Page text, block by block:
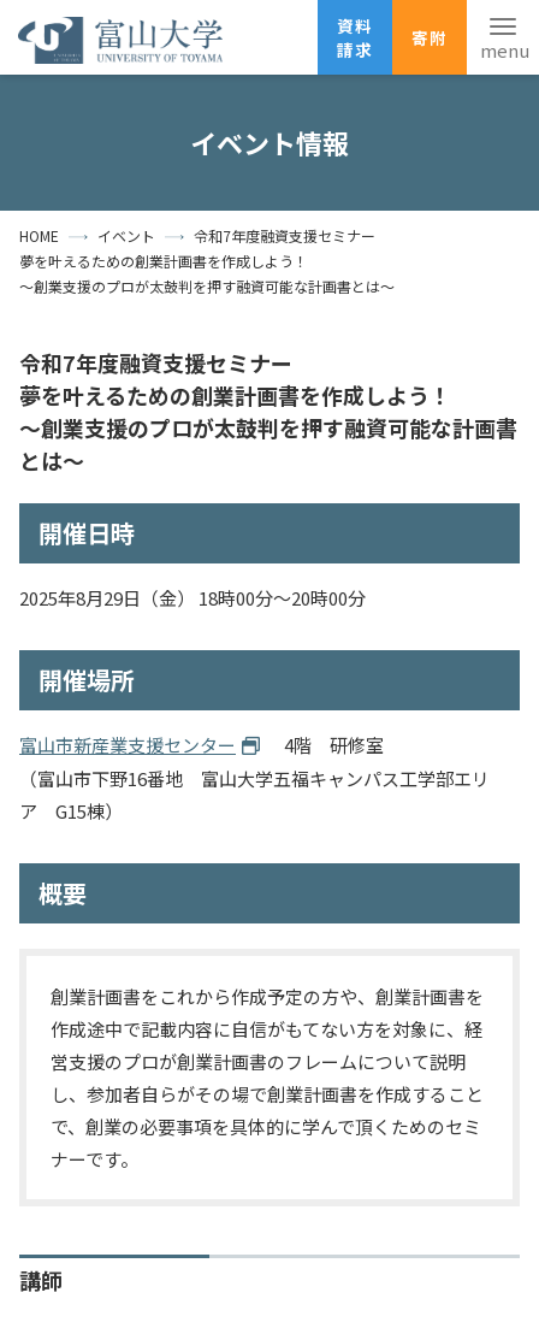
資料
請求
寄附
資料請求
寄附
広報刊行物
お問い合わせ
卒業生の方 在学生の方
大学紹介
学部・大学院・施設
入試情報
国際交流・留学
イベント情報
HOME イベント
令和7年度融資支援セミナー
夢を叶えるための創業計画書を作成しよう！
～創業支援のプロが太鼓判を押す融資可能な計画書とは～
令和7年度融資支援セミナー
夢を叶えるための創業計画書を作成しよう！
～創業支援のプロが太鼓判を押す融資可能な計画書
とは～
開催日時
2025年8月29日（金） 18時00分～20時00分
開催場所
富山市新産業支援センター
4階 研修室
（富山市下野16番地 富山大学五福キャンパス工学部エリ
ア G15棟）
概要
創業計画書をこれから作成予定の方や、創業計画書を
作成途中で記載内容に自信がもてない方を対象に、経
営支援のプロが創業計画書のフレームについて説明
し、参加者自らがその場で創業計画書を作成すること
で、創業の必要事項を具体的に学んで頂くためのセミ
ナーです。
講師